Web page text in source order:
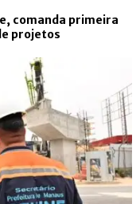
comanda primeira
projetos